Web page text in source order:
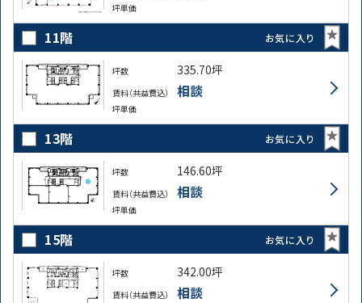
坪単価
11階 お気に入り
坪数 335.70坪
賃料（共益費込） 相談
坪単価
13階 お気に入り
坪数 146.60坪
賃料（共益費込） 相談
坪単価
15階 お気に入り
坪数 342.00坪
賃料（共益費込） 相談